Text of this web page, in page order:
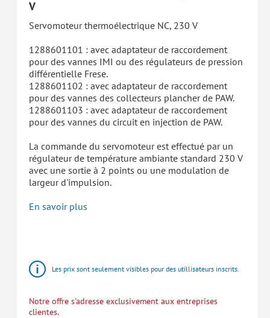
V
Servomoteur thermoélectrique NC, 230 V
1288601101 : avec adaptateur de raccordement
pour des vannes IMI ou des régulateurs de pression
différentielle Frese.
1288601102 : avec adaptateur de raccordement
pour des vannes des collecteurs plancher de PAW.
1288601103 : avec adaptateur de raccordement
pour des vannes du circuit en injection de PAW.
La commande du servomoteur est effectué par un
régulateur de température ambiante standard 230 V
avec une sortie à 2 points ou une modulation de
largeur d'impulsion.
En savoir plus
Les prix sont seulement visibles pour des utillisateurs inscrits.
Notre offre s'adresse exclusivement aux entreprises
clientes.